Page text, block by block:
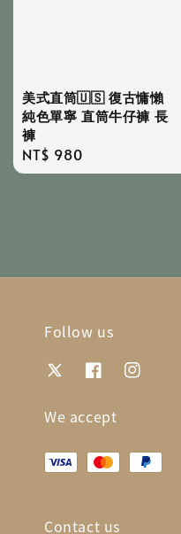
美式直筒🇺🇸 復古慵懶
純色單寧 直筒牛仔褲 長
褲
Regular
price
NT$ 980
Follow us
We accept
Contact us